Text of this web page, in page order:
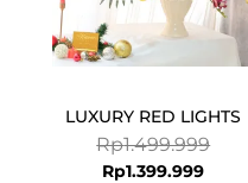
LUXURY RED LIGHTS
Rp1.499.999
Rp1.399.999